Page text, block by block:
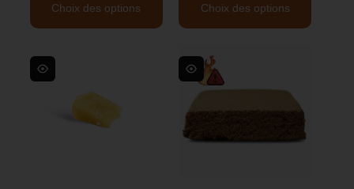
Choix des options Choix des options